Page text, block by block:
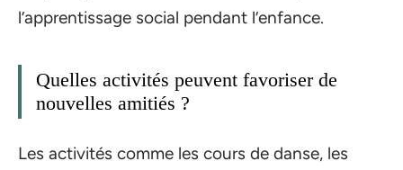
l’apprentissage social pendant l’enfance.
Quelles activités peuvent favoriser de
nouvelles amitiés ?
Les activités comme les cours de danse, les